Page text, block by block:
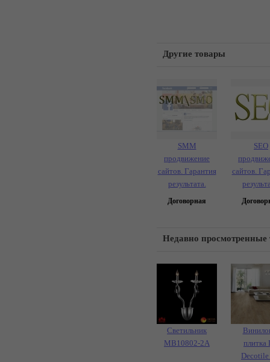
Другие товары
SMM
продвижение
сайтов. Гарантия
результата.
Договорная
SEO
сайтов.
Недавно просмотренные
Светильник
MB10802-2A
плитка
Decotile